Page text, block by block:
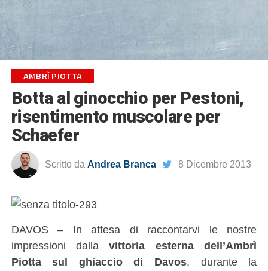
AMBRÌ PIOTTA
Botta al ginocchio per Pestoni,
risentimento muscolare per
Schaefer
Scritto da Andrea Branca 8 Dicembre 2013
DAVOS – In attesa di raccontarvi le nostre
impressioni dallavittoria esterna dell’Ambrì
Piotta sul ghiaccio di Davos, durante la